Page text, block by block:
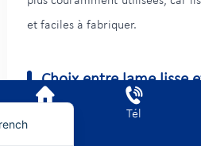
et faciles à fabriquer.
Choix entre lame lisse
Les marches d'escalier en
aux environnements secs et
Tél